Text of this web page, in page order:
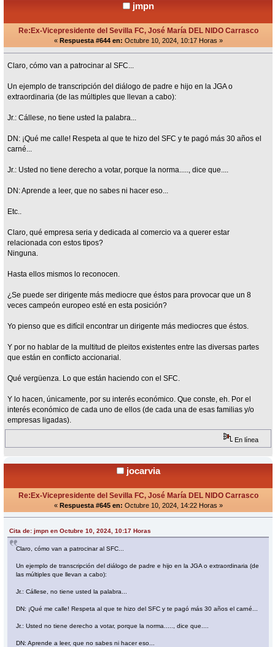
jmpn
Re:Ex-Vicepresidente del Sevilla FC, José María DEL NIDO Carrasco
« Respuesta #644 en: Octubre 10, 2024, 10:17 Horas »
Claro, cómo van a patrocinar al SFC...
Un ejemplo de transcripción del diálogo de padre e hijo en la JGA o
extraordinaria (de las múltiples que llevan a cabo):
Jr.: Cállese, no tiene usted la palabra...
DN: ¡Qué me calle! Respeta al que te hizo del SFC y te pagó más 30 años el
carné...
Jr.: Usted no tiene derecho a votar, porque la norma....., dice que....
DN: Aprende a leer, que no sabes ni hacer eso...
Etc..
Claro, qué empresa seria y dedicada al comercio va a querer estar
relacionada con estos tipos?
Ninguna.
Hasta ellos mismos lo reconocen.
¿Se puede ser dirigente más mediocre que éstos para provocar que un 8
veces campeón europeo esté en esta posición?
Yo pienso que es difícil encontrar un dirigente más mediocres que éstos.
Y por no hablar de la multitud de pleitos existentes entre las diversas partes
que están en conflicto accionarial.
Qué vergüenza. Lo que están haciendo con el SFC.
Y lo hacen, únicamente, por su interés económico. Que conste, eh. Por el
interés económico de cada uno de ellos (de cada una de esas familias y/o
empresas ligadas).
En línea
jocarvia
Re:Ex-Vicepresidente del Sevilla FC, José María DEL NIDO Carrasco
« Respuesta #645 en: Octubre 10, 2024, 14:22 Horas »
Cita de: jmpn en Octubre 10, 2024, 10:17 Horas
Claro, cómo van a patrocinar al SFC...
Un ejemplo de transcripción del diálogo de padre e hijo en la JGA o extraordinaria (de
las múltiples que llevan a cabo):
Jr.: Cállese, no tiene usted la palabra...
DN: ¡Qué me calle! Respeta al que te hizo del SFC y te pagó más 30 años el carné...
Jr.: Usted no tiene derecho a votar, porque la norma....., dice que....
DN: Aprende a leer, que no sabes ni hacer eso...